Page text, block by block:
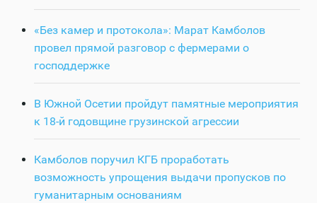
«Без камер и протокола»: Марат Камболов
провел прямой разговор с фермерами о
господдержке
В Южной Осетии пройдут памятные мероприятия
к 18-й годовщине грузинской агрессии
Камболов поручил КГБ проработать
возможность упрощения выдачи пропусков по
гуманитарным основаниям